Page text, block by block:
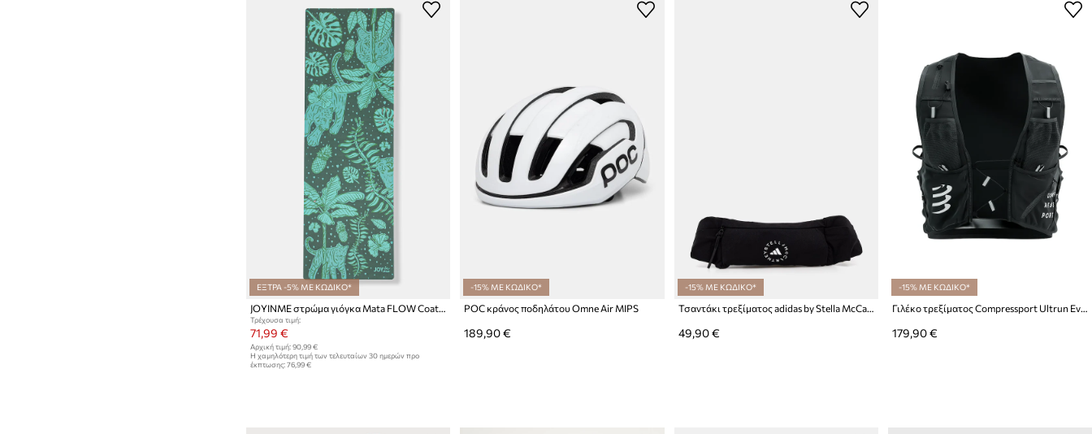
ΕΞΤΡΑ -5% ΜΕ ΚΩΔΙΚΟ*
Τρέχουσα τιμή:
71,99 €
Αρχική τιμή: 90,99 €
Η χαμηλότερη τιμή των τελευταίων 30 ημερών προ
έκπτωσης: 76,99 €
-15% ΜΕ ΚΩΔΙΚΟ*
POC κράνος ποδηλάτου Omne Air MIPS
189,90 €
-15% ΜΕ ΚΩΔΙΚΟ*
Τσαντάκι τρεξίματος adidas by Stella McCartney
49,90 €
-15% ΜΕ ΚΩΔΙΚΟ*
Γιλέκο τρεξίματος Compressport Ultrun Evo
179,90 €